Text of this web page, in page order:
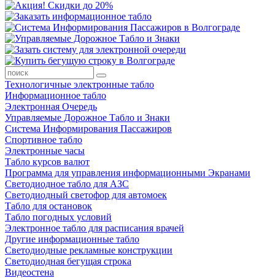
Технологичные электронные табло
Информационное табло
Электронная Очередь
Управляемые Дорожное Табло и Знаки
Система Информирования Пассажиров
Спортивное табло
Электронные часы
Табло курсов валют
Программа для управления информационными Экранами
Светодиодное табло для АЗС
Светодиодный светофор для автомоек
Табло для остановок
Табло погодных условий
Электронное табло для расписания врачей
Другие информационные табло
Светодиодные рекламные конструкции
Светодиодная бегущая строка
Видеостена